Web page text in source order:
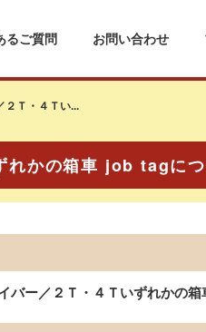
るご質問 お問い合わせ
２Ｔ・４Ｔい...
かの箱車 job tagにつ
バー／２Ｔ・４Ｔいずれかの